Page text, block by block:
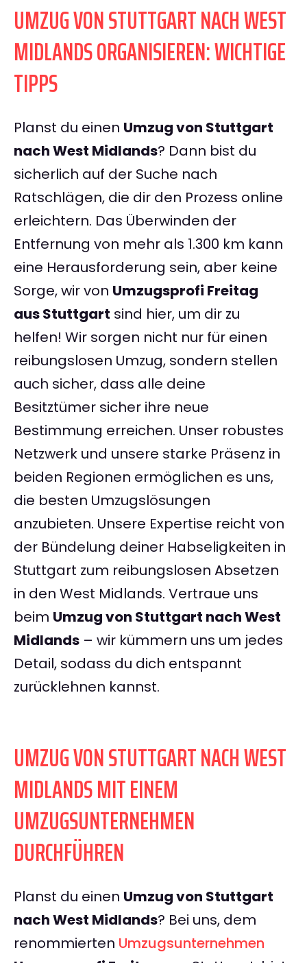
UMZUG VON STUTTGART NACH WEST
MIDLANDS ORGANISIEREN: WICHTIGE
TIPPS
Planst du einen Umzug von Stuttgart
nach West Midlands? Dann bist du
sicherlich auf der Suche nach
Ratschlägen, die dir den Prozess online
erleichtern. Das Überwinden der
Entfernung von mehr als 1.300 km kann
eine Herausforderung sein, aber keine
Sorge, wir von Umzugsprofi Freitag
aus Stuttgart sind hier, um dir zu
helfen! Wir sorgen nicht nur für einen
reibungslosen Umzug, sondern stellen
auch sicher, dass alle deine
Besitztümer sicher ihre neue
Bestimmung erreichen. Unser robustes
Netzwerk und unsere starke Präsenz in
beiden Regionen ermöglichen es uns,
die besten Umzugslösungen
anzubieten. Unsere Expertise reicht von
der Bündelung deiner Habseligkeiten in
Stuttgart zum reibungslosen Absetzen
in den West Midlands. Vertraue uns
beim Umzug von Stuttgart nach West
Midlands – wir kümmern uns um jedes
Detail, sodass du dich entspannt
zurücklehnen kannst.
UMZUG VON STUTTGART NACH WEST
MIDLANDS MIT EINEM
UMZUGSUNTERNEHMEN
DURCHFÜHREN
Planst du einen Umzug von Stuttgart
nach West Midlands? Bei uns, dem
renommierten Umzugsunternehmen